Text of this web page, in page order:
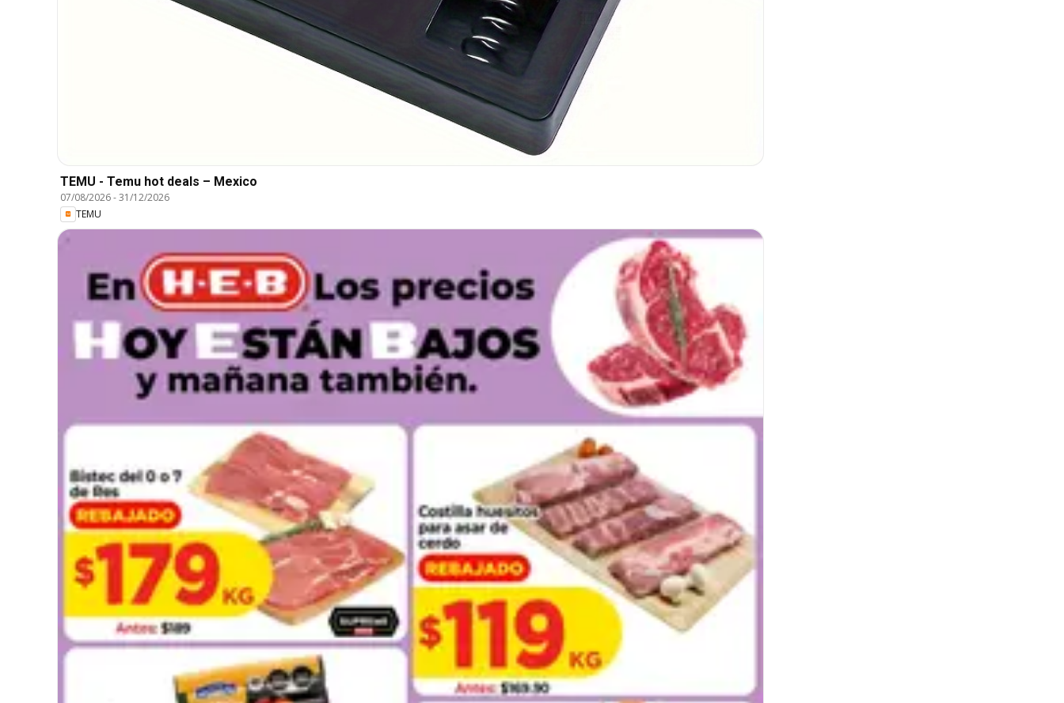
TEMU - Temu hot deals – Mexico
07/08/2026-31/12/2026
TEMU